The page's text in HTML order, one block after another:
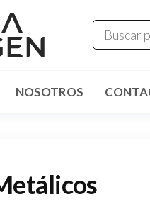
NOSOTROS